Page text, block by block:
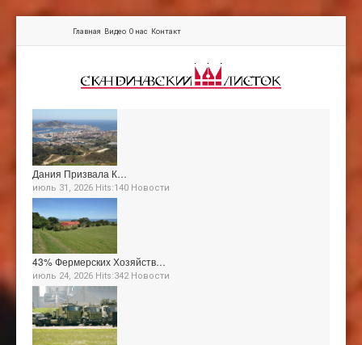
Главная Видео О нас Контакт
Дания Призвала К…
июль 31, 2026 Hits:140 Новости
43% Фермерских Хозяйств…
июль 24, 2026 Hits:342 Новости